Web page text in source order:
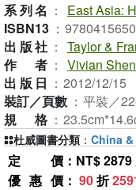
系列名 ：
East Asia:
ISBN13 ：
出版社 ： Taylor &
作者 ： Vivian Shen
出版日 ： 2012/12/15
裝訂／頁數 ： 平裝／
規格 ：
定價 ：NT$ 2879
優惠價 ： 90折
杜威圖書分類 ： China